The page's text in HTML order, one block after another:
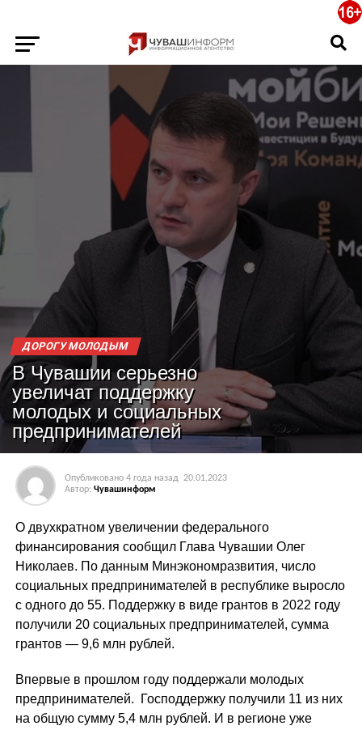
ДОРОГУ МОЛОДЫМ
В Чувашии серьезно
увеличат поддержку
молодых и социальных
предпринимателей
Опубликовано 4 года назад 20.01.2023
Автор: Чувашинформ
О двухкратном увеличении федерального
финансирования сообщил Глава Чувашии Олег
Николаев. По данным Минэкономразвития, число
социальных предпринимателей в республике выросло
с одного до 55. Поддержку в виде грантов в 2022 году
получили 20 социальных предпринимателей, сумма
грантов — 9,6 млн рублей.
Впервые в прошлом году поддержали молодых
предпринимателей. Господдержку получили 11 из них
на общую сумму 5,4 млн рублей. И в регионе уже